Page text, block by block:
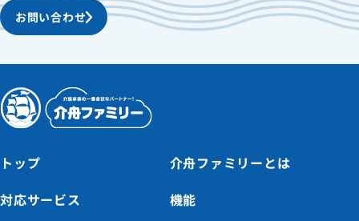
お問い合わせ
トップ
介舟ファミリーとは
対応サービス
機能